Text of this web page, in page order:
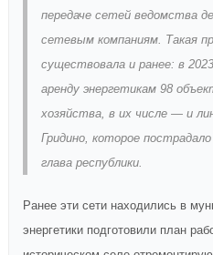
передаче сетей ведомства
сетевым компаниям. Такая
существовала и ранее: в
аренду энергетикам 98
хозяйства, в их числе — и
Гридино, которое
глава республики.
Ранее эти сети находились в
энергетики подготовили план